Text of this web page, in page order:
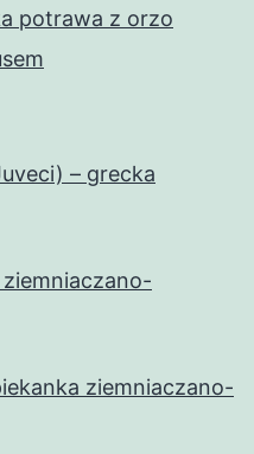
potrawa z orzo
– grecka
ziemniaczano-